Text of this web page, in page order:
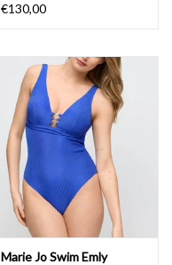
€130,00
Marie Jo Swim Emly